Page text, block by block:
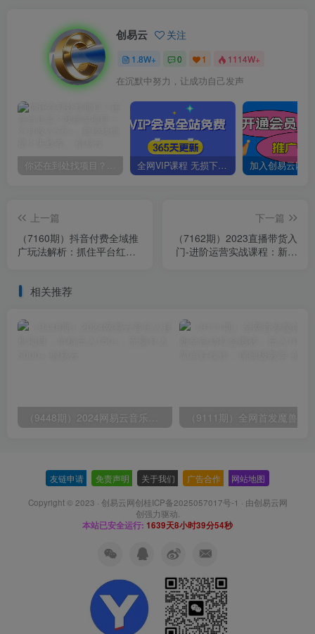
创易云 关注
1.8W+ 0 1 1114W+
在沉默中努力，让成功自己发声
你还在到处找项目？还在当韭菜？我靠卖项目一个月收入5万+，曾经我也是个失败者。 全网VIP课程 无损下载~
上一篇
（7160期）抖音付费全域推
广玩法解析：抓住平台红
下一篇
（7162期）2023直播带货入
门-进阶运营实战课程：新手
相关推荐
友链申请 免责声明 关于我们 广告合作 网站地图
Copyright © 2023 · 创易云网创桂ICP备2025057017号-1 · 由创易云网
创强力驱动.
本站已安全运行: 1639天8小时39分55秒